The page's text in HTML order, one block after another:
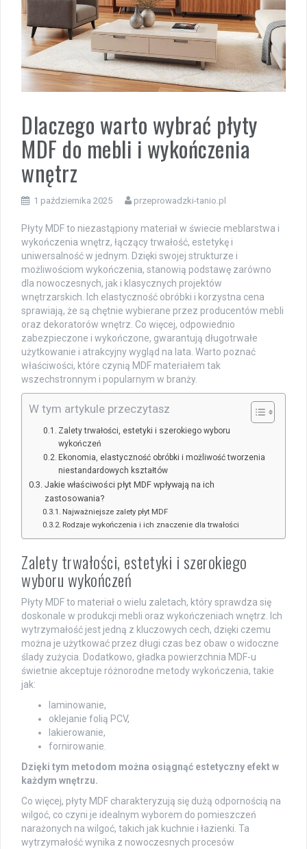
Dlaczego warto wybrać płyty
MDF do mebli i wykończenia
wnętrz
1 października 2025 przeprowadzki-tanio.pl
Płyty MDF to niezastąpiony materiał w świecie meblarstwa i
wykończenia wnętrz, łączący trwałość, estetykę i
uniwersalność w jednym. Dzięki swojej strukturze i
możliwościom wykończenia, stanowią podstawę zarówno
dla nowoczesnych, jak i klasycznych projektów
wnętrzarskich. Ich elastyczność obróbki i korzystna cena
sprawiają, że są chętnie wybierane przez producentów mebli
oraz dekoratorów wnętrz. Co więcej, odpowiednio
zabezpieczone i wykończone, gwarantują długotrwałe
użytkowanie i atrakcyjny wygląd na lata. Warto poznać
właściwości, które czynią MDF materiałem tak
wszechstronnym i popularnym w branży.
W tym artykule przeczytasz
Zalety trwałości, estetyki i szerokiego wyboru
wykończeń
Ekonomia, elastyczność obróbki i możliwość tworzenia
niestandardowych kształtów
Jakie właściwości płyt MDF wpływają na ich
zastosowania?
Najważniejsze zalety płyt MDF
Rodzaje wykończenia i ich znaczenie dla trwałości
Zalety trwałości, estetyki i szerokiego
wyboru wykończeń
Płyty MDF to materiał o wielu zaletach, który sprawdza się
doskonale w produkcji mebli oraz wykończeniach wnętrz. Ich
wytrzymałość jest jedną z kluczowych cech, dzięki czemu
można je użytkować przez długi czas bez obaw o widoczne
ślady zużycia. Dodatkowo, gładka powierzchnia MDF-u
świetnie akceptuje różnorodne metody wykończenia, takie
jak:
laminowanie,
oklejanie folią PCV,
lakierowanie,
fornirowanie.
Dzięki tym metodom można osiągnąć estetyczny efekt w
każdym wnętrzu.
Co więcej, płyty MDF charakteryzują się dużą odpornością na
wilgoć, co czyni je idealnym wyborem do pomieszczeń
narażonych na wilgoć, takich jak kuchnie i łazienki. Ta
wytrzymałość wynika z nowoczesnych procesów